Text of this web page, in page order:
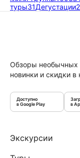
туры31Дегустации
Обзоры необычных
новинки и скидки в
Доступно
в Google Play
в
Экскурсии